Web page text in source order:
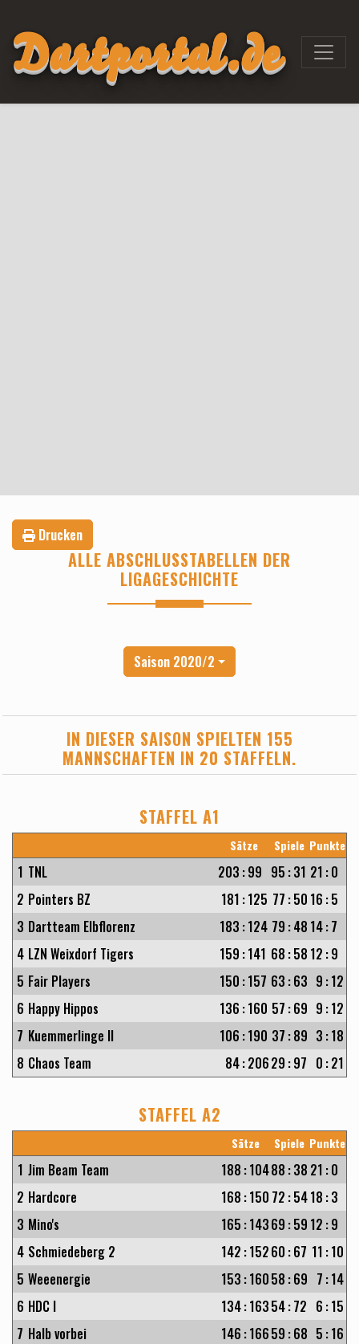
Dartportal.de
Drucken
ALLE ABSCHLUSSTABELLEN DER
LIGAGESCHICHTE
Saison 2020/2
IN DIESER SAISON SPIELTEN 155
MANNSCHAFTEN IN 20 STAFFELN.
STAFFEL A1
Sätze Spiele Punkte
1 TNL 203 :99 95 :31 21 :0
2 Pointers BZ 181 :125 77 :50 16 :5
3 Dartteam Elbflorenz 183 :124 79 :48 14:7
4 LZN Weixdorf Tigers 159 :141 68 :58 12 :9
5 Fair Players 150 :157 63 :63 9 :12
6 Happy Hippos 136 :160 57 :69 9 :12
7 Kuemmerlinge II 106 :190 37 :89 3 :18
8 Chaos Team 84:20629 :97 0 :21
STAFFEL A2
Sätze Spiele Punkte
1 Jim Beam Team 188 :10488 :38 21 :0
2 Hardcore 168 :150 72 :5418 :3
3 Mino's 165 :14369 :59 12 :9
4 Schmiedeberg 2 142 :15260 :67 11 :10
5 Weeenergie 153 :16058 :69 7 :14
6 HDC I 134:16354:72 6 :15
7 Halb vorbei 146 :16659 :68 5 :16